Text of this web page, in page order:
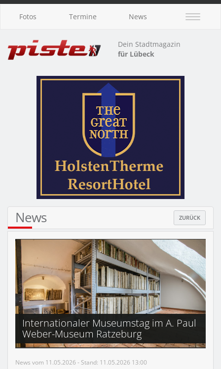
Fotos Termine News
Dein Stadtmagazin
für Lübeck
News ZURÜCK
Internationaler Museumstag im A. Paul
Weber-Museum Ratzeburg
News vom 11.05.2026 - Stand: 11.05.2026 13:00